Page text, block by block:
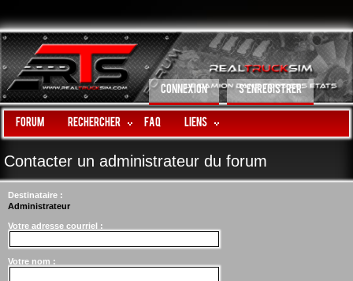
CONNEXION S’ENREGISTRER
Forum Rechercher FAQ LIENS
Contacter un administrateur du forum
Destinataire :
Administrateur
Votre adresse courriel :
Votre nom :